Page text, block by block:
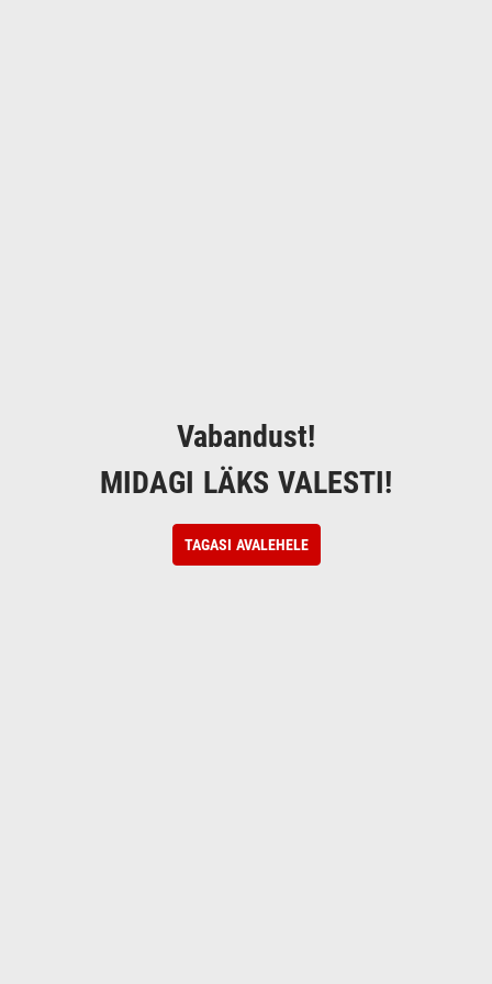
Vabandust!
MIDAGI LÄKS VALESTI!
TAGASI AVALEHELE